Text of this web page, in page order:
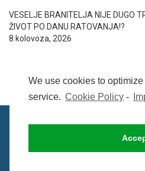
We use cookies to
service. Cookie Policy -
VESELJE BRANITELJA NIJE DUGO
ŽIVOT PO DANU RATOVANJA!?
8 kolovoza, 2026